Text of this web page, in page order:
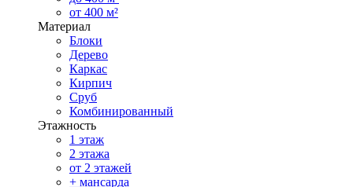
от 400 м²
Материал
Блоки
Дерево
Каркас
Кирпич
Сруб
Комбинированный
Этажность
1 этаж
2 этажа
от 2 этажей
+ мансарда